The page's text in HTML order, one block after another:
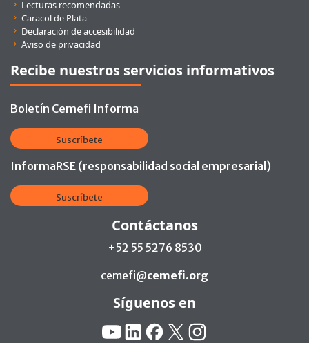
Lecturas recomendadas
Caracol de Plata
Declaración de accesibilidad
Aviso de privacidad
Recibe nuestros servicios informativos
Boletín Cemefi Informa
Suscríbete
InformaRSE (responsabilidad social empresarial)
Suscríbete
Contáctanos
+52 55 5276 8530
cemefi@cemefi.org
Síguenos en
YouTube
LinkedinFacebook
X Instagram